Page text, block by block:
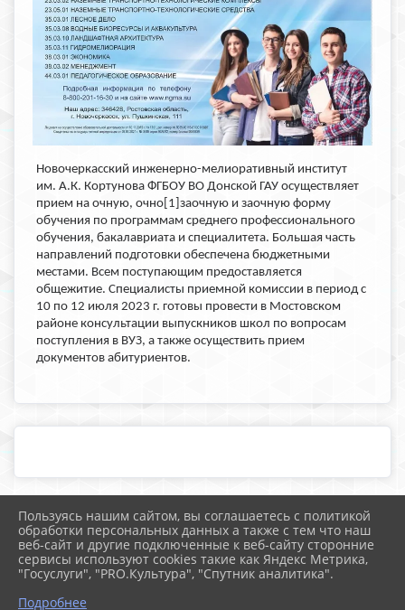
Новочеркасский инженерно-мелиоративный институт
им. А.К. Кортунова ФГБОУ ВО Донской ГАУ осуществляет
прием на очную, очно [1] заочную и заочную форму
обучения по программам среднего профессионального
обучения, бакалавриата и специалитета. Большая часть
направлений подготовки обеспечена бюджетными
местами. Всем поступающим предоставляется
общежитие. Специалисты приемной комиссии в период с
10 по 12 июля 2023 г. готовы провести в Мостовском
районе консультации выпускников школ по вопросам
поступления в ВУЗ, а также осуществить прием
документов абитуриентов.
2026 г. school25.mostobr.ru
Вход
Карта сайта
Политика обработки персональных данных
Пользуясь нашим сайтом, вы соглашаетесь с политикой
обработки персональных данных а также с тем что наш
веб-сайт и другие подключенные к веб-сайту сторонние
сервисы используют cookies такие как Яндекс Метрика,
"Госуслуги", "PRO.Культура", "Спутник аналитика".
Подробнее